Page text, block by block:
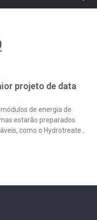
projeto de data
de energia de
estarão preparados
como o Hydrotreated